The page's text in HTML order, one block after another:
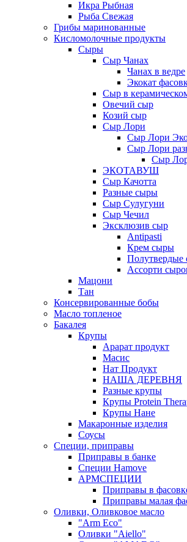
Икра Рыбная
Рыба Свежая
Грибы маринованные
Кисломолочные продукты
Сыры
Сыр Чанах
Чанах в ведре
Экокат
Сыр в
Овечий сыр
Козий сыр
Сыр Лори
Сыр Лори
Сыр Лори
Сыр
ЭКОТАВУШ
Сыр Качотта
Разные сыры
Сыр Сулугуни
Сыр Чечил
Эксклюзив сыр
Antipasti
Крем сыры
Полутвердые
Ассорти
Мацони
Тан
Консервированные бобы
Масло топленое
Бакалея
Крупы
Арарат продукт
Масис
Нат Продукт
НАША ДЕРЕВНЯ
Разные крупы
Крупы Protein
Крупы Нане
Макаронные изделия
Соусы
Специи, приправы
Приправы в банке
Специи Hamove
АРМСПЕЦИИ
Приправы в
Приправы малая
Оливки, Оливковое масло
"Arm Eco"
Оливки "Aiello"